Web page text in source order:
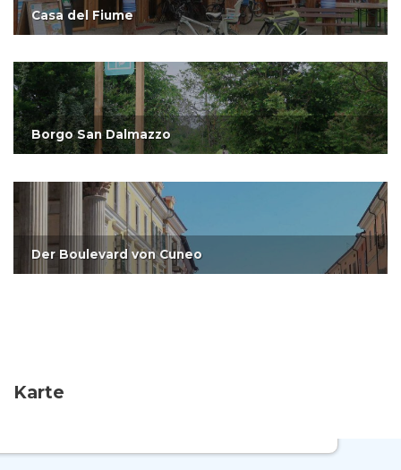
Casa del Fiume
Borgo San Dalmazzo
Der Boulevard von Cuneo
Karte